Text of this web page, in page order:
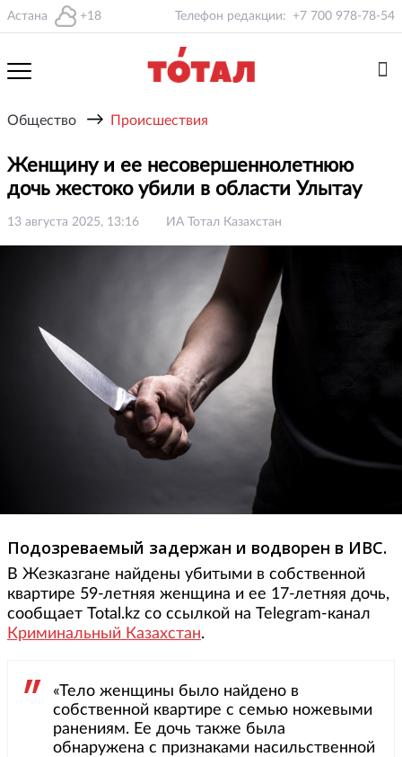
Астана +18 Телефон редакции: +7 700 978-78-54
Общество → Происшествия
Женщину и ее несовершеннолетнюю
дочь жестоко убили в области Улытау
13 августа 2025, 13:16 ИА Тотал Казахстан
Подозреваемый задержан и водворен в ИВС.
В Жезказгане найдены убитыми в собственной
квартире 59-летняя женщина и ее 17-летняя дочь,
сообщает Total.kz со ссылкой на Telegram-канал
Криминальный Казахстан.
«Тело женщины было найдено в
собственной квартире с семью ножевыми
ранениям. Ее дочь также была
обнаружена с признаками насильственной